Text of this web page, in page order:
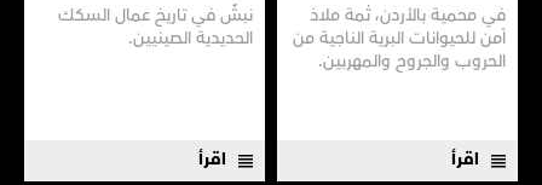
في محمية بالأردن، ثمة ملاذ
آمن للحيوانات البرية الناجية من
الحروب والجروح والمهربين.
اقرأ
نبشٌ في تاريخ عمال السكك
الحديدية الصينيين.
اقرأ